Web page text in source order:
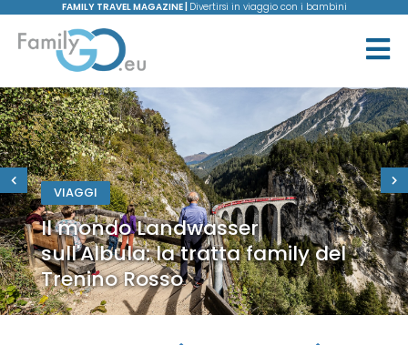
FAMILY TRAVEL MAGAZINE | Divertirsi in viaggio con i bambini
VIAGGI
Il mondo Landwasser
sull'Albula: la tratta family del
Trenino Rosso